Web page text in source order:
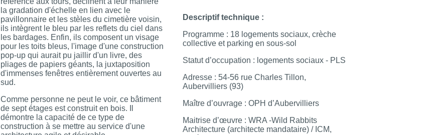
la gradation d'échelle en lien avec le
pavillonnaire et les stèles du cimetière voisin,
ils intègrent le bleu par les reflets du ciel dans
les bardages. Enfin, ils composent un visage
pour les toits bleus, l'image d'une construction
pop-up qui aurait pu jaillir d'un livre, des
pliages de papiers géants, la juxtaposition
d'immenses fenêtres entièrement ouvertes au
sud.
Comme personne ne peut le voir, ce bâtiment
de sept étages est construit en bois. Il
démontre la capacité de ce type de
construction à se mettre au service d'une
Descriptif technique :
Programme : 18 logements sociaux, crèche
collective et parking en sous-sol
Statut d’occupation : logements sociaux - PLS
Adresse : 54-56 rue Charles Tillon,
Aubervilliers (93)
Maître d’ouvrage : OPH d’Aubervilliers
Maitrise d’œuvre : WRA -Wild Rabbits
Architecture (architecte mandataire) / ICM,